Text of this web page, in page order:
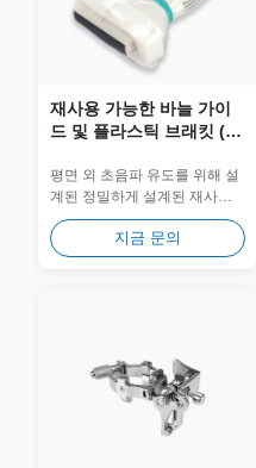
재사용 가능한 바늘 가이
드 및 플라스틱 브래킷 (비
오트, 후지필름/소노사이
트, GE, 민드레이, 필립스,
삼성, 시멘스, 소노스케이
프, 빈노
평면 외 초음파 유도를 위해 설
계된 정밀하게 설계된 재사용
가능한 생검 브래킷입니다. 고
성능 의료용 플라스틱으로 제
작된 이 시리즈는 안정적인 변
지금 문의